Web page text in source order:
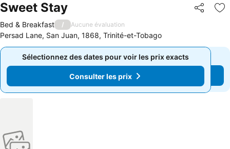
Sweet Stay Partager
Bed & Breakfast / Aucune évaluation
Persad Lane, San Juan, 1868, Trinité-et-Tobago
Sélectionnez des dates pour voir les prix exacts
Consulter les prix
Sélectionnez des dates pour voir les prix exacts
Consulter les prix